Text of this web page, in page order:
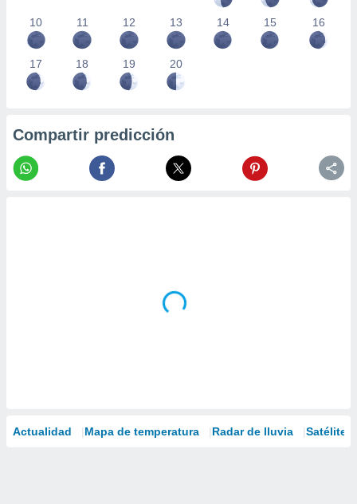
10 11 12 13 14 15 16
17 18 19 20
Compartir predicción
Actualidad Mapa de temperatura Radar de lluvia Satélites